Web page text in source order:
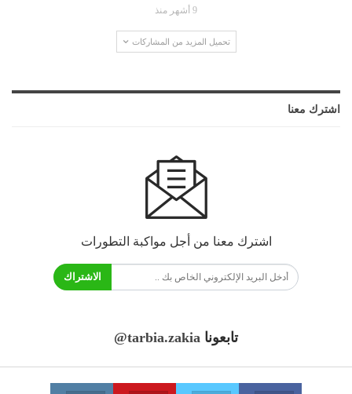
9 أشهر منذ
تحميل المزيد من المشاركات
اشترك معنا
اشترك معنا من أجل مواكبة التطورات
الاشتراك
تابعونا @tarbia.zakia